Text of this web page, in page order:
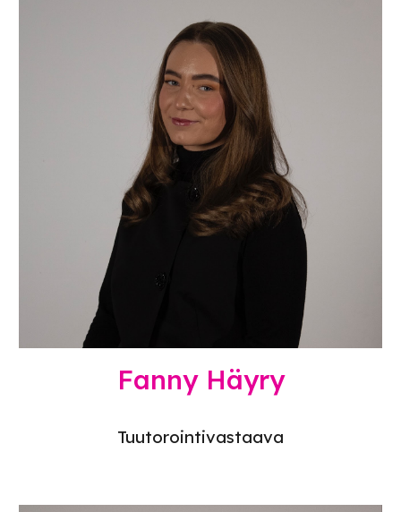
Fanny Häyry
Tuutorointivastaava